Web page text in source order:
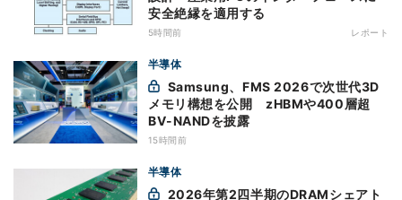
安全絶縁を適用する
5時間前 レポート
半導体
メモリ構想を公開 zHBMや400層超
BV-NANDを披露
15時間前
半導体